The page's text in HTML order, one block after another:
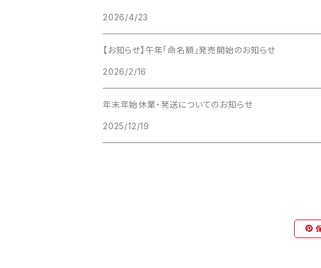
ポチ袋
マグカップ
2026/4/23
【お知らせ】午年「命名額」発売開始のお知らせ
2026/2/16
年末年始休業・発送についてのお知らせ
2025/12/19